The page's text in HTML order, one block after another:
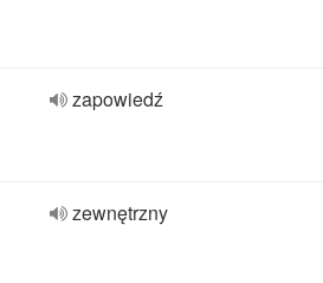
zapowiedź
zewnętrzny